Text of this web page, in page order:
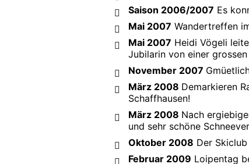
Saison 2006/2007 Es
Mai 2007 Wandertreffen
Mai 2007 Heidi Vögeli
Jubilarin von einer
November 2007
März 2008 Demarkieren
Schaffhausen!
März 2008 Nach
und sehr schöne
Oktober 2008 Der
Februar 2009 Loipentag